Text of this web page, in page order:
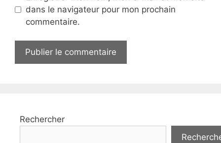
dans le navigateur pour mon prochain
commentaire.
Rechercher